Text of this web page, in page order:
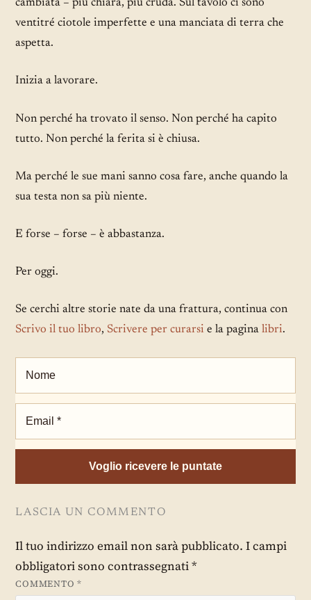
cambiata – più chiara, più cruda. Sul tavolo ci sono
ventitré ciotole imperfette e una manciata di terra che
aspetta.
Inizia a lavorare.
Non perché ha trovato il senso. Non perché ha capito
tutto. Non perché la ferita si è chiusa.
Ma perché le sue mani sanno cosa fare, anche quando la
sua testa non sa più niente.
E forse – forse – è abbastanza.
Per oggi.
Se cerchi altre storie nate da una frattura, continua con
Scrivo il tuo libro, Scrivere per curarsi e la paginalibri.
LASCIA UN COMMENTO
Il tuo indirizzo email non sarà pubblicato. I campi
obbligatori sono contrassegnati*
COMMENTO*